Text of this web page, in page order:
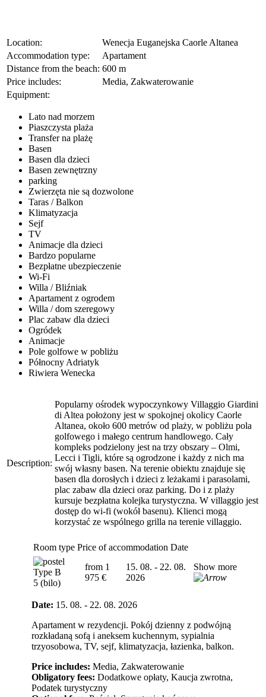
Location:
Wenecja Euganejska Caorle Altanea
Accommodation type:
Apartament
Distance from the beach: 600 m
Price includes:
Media, Zakwaterowanie
Equipment:
Lato nad morzem
Piaszczysta plaża
Transfer na plażę
Basen
Basen dla dzieci
Basen zewnętrzny
parking
Zwierzęta nie są dozwolone
Taras / Balkon
Klimatyzacja
Sejf
TV
Animacje dla dzieci
Bardzo popularne
Bezpłatne ubezpieczenie
Wi-Fi
Willa / Bliźniak
Apartament z ogrodem
Willa / dom szeregowy
Plac zabaw dla dzieci
Ogródek
Animacje
Pole golfowe w pobliżu
Północny Adriatyk
Riwiera Wenecka
Description:
Popularny ośrodek wypoczynkowy Villaggio Giardini
di Altea położony jest w spokojnej okolicy Caorle
Altanea, około 600 metrów od plaży, w pobliżu pola
golfowego i małego centrum handlowego. Cały
kompleks podzielony jest na trzy obszary – Olmi,
Lecci i Tigli, które są ogrodzone i każdy z nich ma
swój własny basen. Na terenie obiektu znajduje się
basen dla dorosłych i dzieci z leżakami i parasolami,
plac zabaw dla dzieci oraz parking. Do i z plaży
kursuje bezpłatna kolejka turystyczna. W villaggio jest
dostęp do wi-fi (wokół basenu). Klienci mogą
korzystać ze wspólnego grilla na terenie villaggio.
Room type Price of accommodation Date
Type B
5 (bilo)
from 1
975 €
15. 08. - 22. 08.
2026
Show more
Date: 15. 08. - 22. 08. 2026
Apartament w rezydencji. Pokój dzienny z podwójną
rozkładaną sofą i aneksem kuchennym, sypialnia
trzyosobowa, TV, sejf, klimatyzacja, łazienka, balkon.
Price includes: Media, Zakwaterowanie
Obligatory fees: Dodatkowe opłaty, Kaucja zwrotna,
Podatek turystyczny